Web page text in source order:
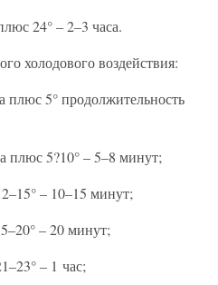
24° – 2–3 часа.
холодового воздействия:
плюс 5° продолжительность
плюс 5?10° – 5–8 минут;
– 10–15 минут;
– 20 минут;
– 1 час;